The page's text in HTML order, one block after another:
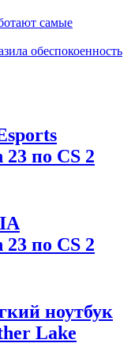
самые
обеспокоенность
23 по CS 2
23 по CS 2
ноутбук
Lake